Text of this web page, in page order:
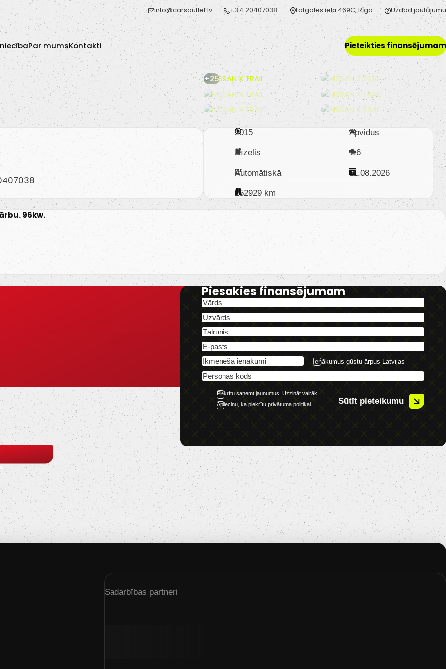
info@carsoutlet.lv +371 20407038 Latgales iela 469C, Rīga Uzdod jautājumu
Par mumsKontakti Pieteikties finansējumam
+25
2015 Apvidus
Dīzelis 1.6
Automātiskā 11.08.2026
252929 km
96kw.
Piesakies finansējumam
Ienākumus gūstu ārpus Latvijas
Piekrītu saņemt jaunumus. Uzzināt vairāk
Apliecinu, ka piekrītu privātuma politikai Sūtīt pieteikumu
Sadarbības partneri